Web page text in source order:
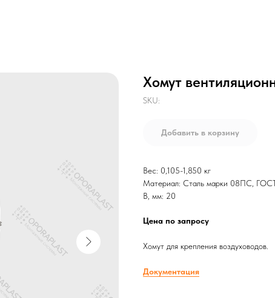
Хомут
SKU:
Добавить в корзину
Вес: 0,105-1,850 кг
Материал: Сталь марки 08ПС,
B, мм: 20
Цена по запросу
Хомут для крепления воздуховодов.
Документация